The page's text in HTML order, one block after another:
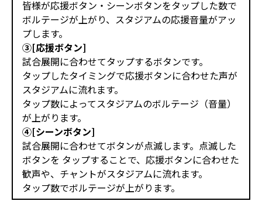
皆様が応援ボタン・シーンボタンをタップした数で
ボルテージが上がり、スタジアムの応援音量がアッ
プします。
③[応援ボタン]
試合展開に合わせてタップするボタンです。
タップしたタイミングで応援ボタンに合わせた声が
スタジアムに流れます。
タップ数によってスタジアムのボルテージ（音量）
が上がります。
④[シーンボタン]
試合展開に合わせてボタンが点滅します。点滅した
ボタンを タップすることで、応援ボタンに合わせた
歓声や、チャントがスタジアムに流れます。
タップ数でボルテージが上がります。